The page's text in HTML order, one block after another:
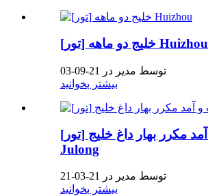
[تور] خلیج دو ماهه Huizhou
توسط مدیر در 21-09-03
بیشتر بخوانید
[تور] رفت و آمد مکرر بهار داغ خلیج
Julong
توسط مدیر در 21-03-21
بیشتر بخوانید